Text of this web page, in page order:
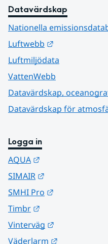
Datavärdskap
Nationella
Luftwebb
Luftmiljödata
VattenWebb
Datavärdskap,
Datavärdskap för
Logga in
AQUA
SIMAIR
SMHI Pro
Timbr
Vinterväg
Väderlarm